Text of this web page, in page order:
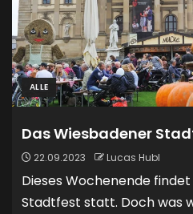
ALLE
Das Wiesbadener
22.09.2023 Lucas Hubl
Dieses Wochenende
Stadtfest statt. Doch was